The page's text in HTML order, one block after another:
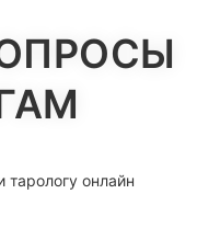
онлайн